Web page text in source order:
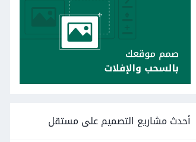
أحدث مشاريع التصميم على مستقل